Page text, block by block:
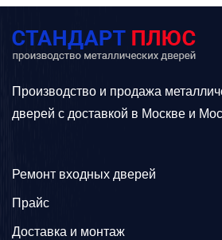
Производство и продажа
дверей с доставкой в Москве и
Ремонт входных дверей
Прайс
Доставка и монтаж